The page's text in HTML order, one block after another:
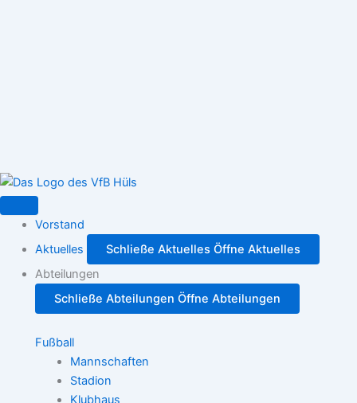
Vorstand
Aktuelles
Schließe Aktuelles Öffne Aktuelles
Abteilungen
Schließe Abteilungen Öffne Abteilungen
Fußball
Mannschaften
Stadion
Klubhaus